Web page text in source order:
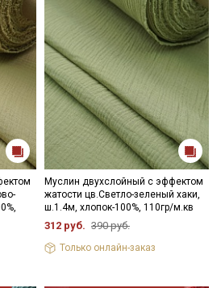
Муслин двухслойный с эффектом
жатости цв.Светло-зеленый хаки,
ш.1.4м, хлопок-100%, 110гр/м.кв
312 руб. 390 руб.
Только онлайн-заказ